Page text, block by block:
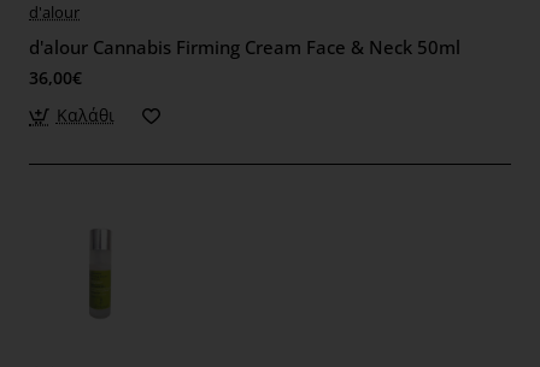
d'alour
d'alour Cannabis Firming Cream Face & Neck 50ml
36,00€
Καλάθι